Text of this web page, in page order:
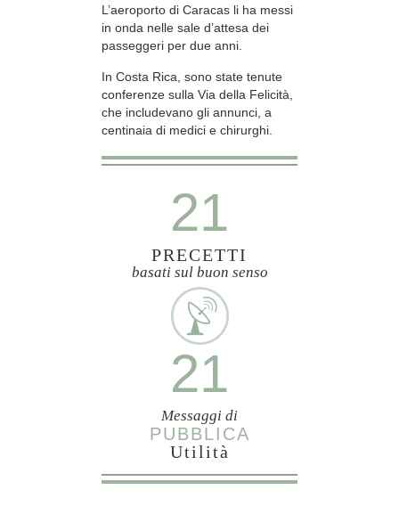
L’aeroporto di Caracas li ha messi
in onda nelle sale d’attesa dei
passeggeri per due anni.
In Costa Rica, sono state tenute
conferenze sulla Via della Felicità,
che includevano gli annunci, a
centinaia di medici e chirurghi.
21
PRECETTI
basati sul buon senso
21
Messaggi di
PUBBLICA
Utilità